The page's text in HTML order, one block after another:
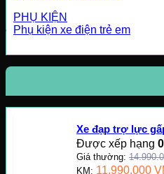
PHỤ KIỆN
Phụ kiện xe điện trẻ em
Xe đạp trợ lực
Được xếp hạng 0
Giá thường:
KM: 11.990.000